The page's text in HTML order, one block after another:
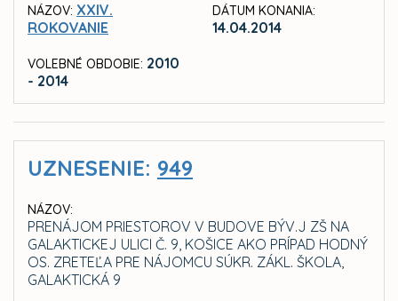
NÁZOV: XXIV.
ROKOVANIE
VOLEBNÉ OBDOBIE: 2010
- 2014
DÁTUM KONANIA:
14.04.2014
UZNESENIE: 949
NÁZOV:
PRENÁJOM PRIESTOROV V BUDOVE BÝV.J ZŠ NA
GALAKTICKEJ ULICI Č. 9, KOŠICE AKO PRÍPAD HODNÝ
OS. ZRETEĽA PRE NÁJOMCU SÚKR. ZÁKL. ŠKOLA,
GALAKTICKÁ 9